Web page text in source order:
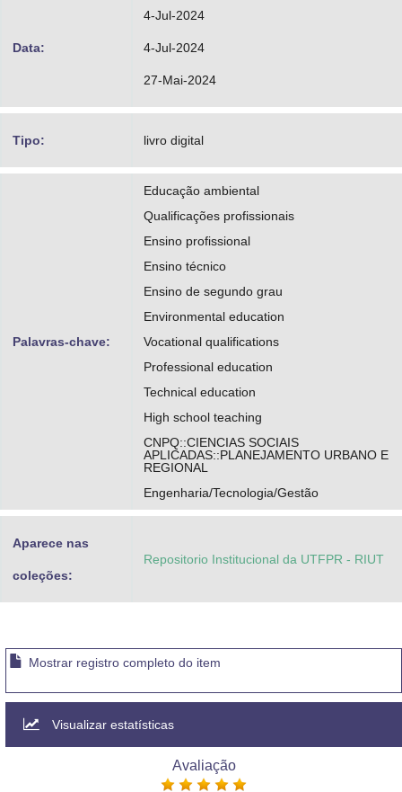
Data:
4-Jul-2024
4-Jul-2024
27-Mai-2024
Tipo: livro digital
Palavras-chave:
Educação ambiental
Qualificações profissionais
Ensino profissional
Ensino técnico
Ensino de segundo grau
Environmental education
Vocational qualifications
Professional education
Technical education
High school teaching
CNPQ::CIENCIAS SOCIAIS
APLICADAS::PLANEJAMENTO URBANO E
REGIONAL
Engenharia/Tecnologia/Gestão
Aparece nas
coleções:
Repositorio Institucional da UTFPR - RIUT
Mostrar registro completo do item
Visualizar estatísticas
Avaliação